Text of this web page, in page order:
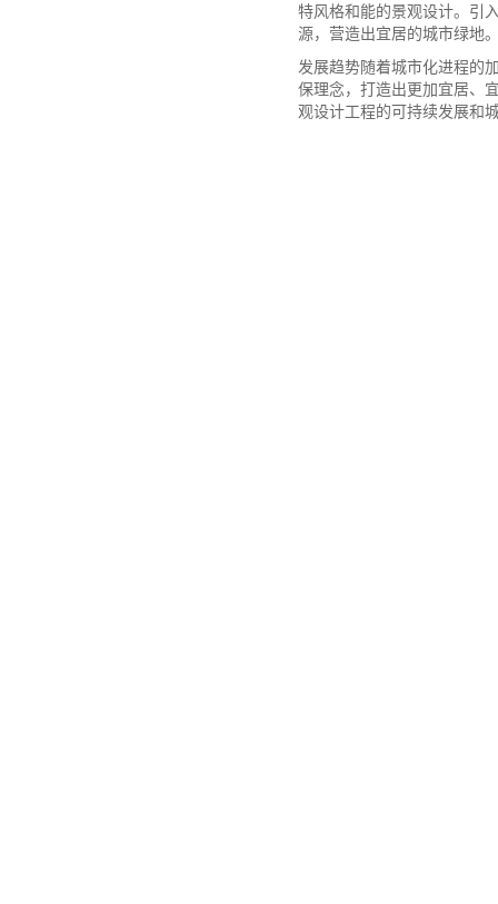
特风格和能的景观设计。引
源，营造出宜居的城市绿地
发展趋势随着城市化进程的
保理念，打造出更加宜居、
观设计工程的可持续发展和